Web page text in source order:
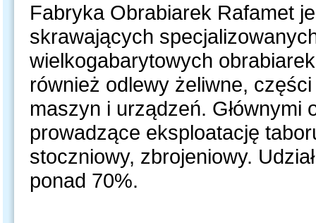
Fabryka Obrabiarek Rafamet
skrawających
wielkogabarytowych
również odlewy żeliwne,
maszyn i urządzeń.
prowadzące eksploatację
stoczniowy, zbrojeniowy.
ponad 70%.